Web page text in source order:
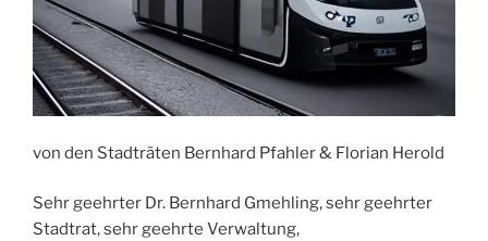
von den Stadträten Bernhard Pfahler & Florian Herold
Sehr geehrter Dr. Bernhard Gmehling, sehr geehrter
Stadtrat, sehr geehrte Verwaltung,